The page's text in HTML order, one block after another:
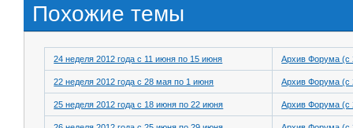
Похожие темы
24 неделя 2012 года с 11 июня по 15 июня Архив Форума (с
22 неделя 2012 года с 28 мая по 1 июня Архив Форума (с
25 неделя 2012 года с 18 июня по 22 июня Архив Форума (с